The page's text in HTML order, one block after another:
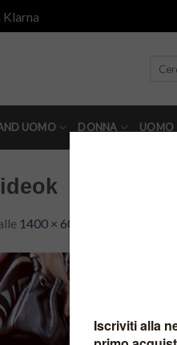
Klarna
UOMO DONNA UOMO
1400 × 600